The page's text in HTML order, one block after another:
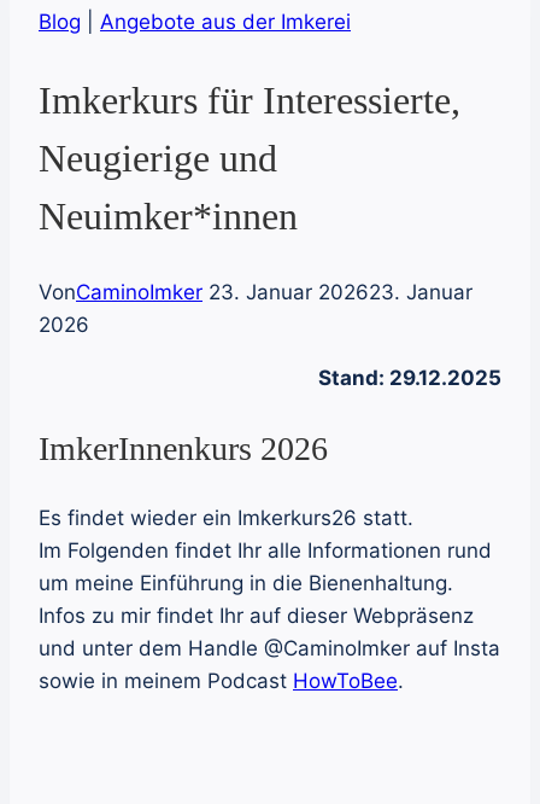
Blog Angebote aus der Imkerei
Imkerkurs für Interessierte,
Neugierige und
Neuimker*innen
VonCaminoImker 23. Januar 202623. Januar
2026
Stand: 29.12.2025
ImkerInnenkurs 2026
Es findet wieder ein Imkerkurs26 statt.
Im Folgenden findet Ihr alle Informationen rund
um meine Einführung in die Bienenhaltung.
Infos zu mir findet Ihr auf dieser Webpräsenz
und unter dem Handle @CaminoImker auf Insta
sowie in meinem Podcast HowToBee.